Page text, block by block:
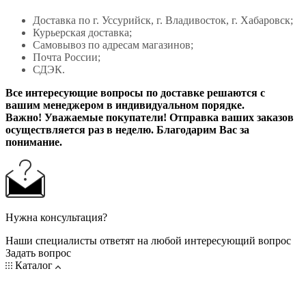
Доставка по г. Уссурийск, г. Владивосток, г. Хабаровск;
Курьерская доставка;
Самовывоз по адресам магазинов;
Почта России;
СДЭК.
Все интересующие вопросы по доставке решаются с
вашим менеджером в индивидуальном порядке.
Важно! Уважаемые покупатели! Отправка ваших заказов
осуществляется раз в неделю. Благодарим Вас за
понимание.
Нужна консультация?
Наши специалисты ответят на любой интересующий вопрос
Задать вопрос
Каталог